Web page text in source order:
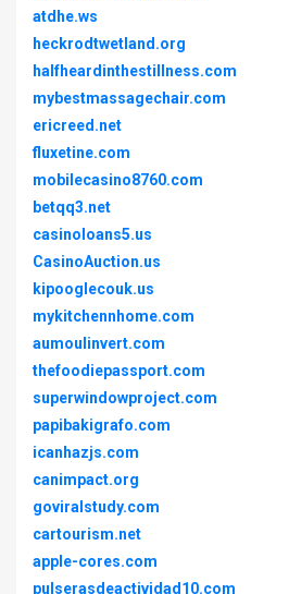
atdhe.ws
heckrodtwetland.org
halfheardinthestillness.com
mybestmassagechair.com
ericreed.net
fluxetine.com
mobilecasino8760.com
betqq3.net
casinoloans5.us
CasinoAuction.us
kipooglecouk.us
mykitchennhome.com
aumoulinvert.com
thefoodiepassport.com
superwindowproject.com
papibakigrafo.com
icanhazjs.com
canimpact.org
goviralstudy.com
cartourism.net
apple-cores.com
pulserasdeactividad10.com